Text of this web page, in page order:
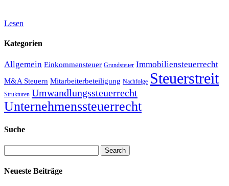
Lesen
Kategorien
Allgemein Einkommensteuer Grundsteuer Immobiliensteuerrecht
M&A Steuern Mitarbeiterbeteiligung Nachfolge Steuerstreit
Strukturen Umwandlungssteuerrecht
Unternehmenssteuerrecht
Suche
Search
Neueste Beiträge